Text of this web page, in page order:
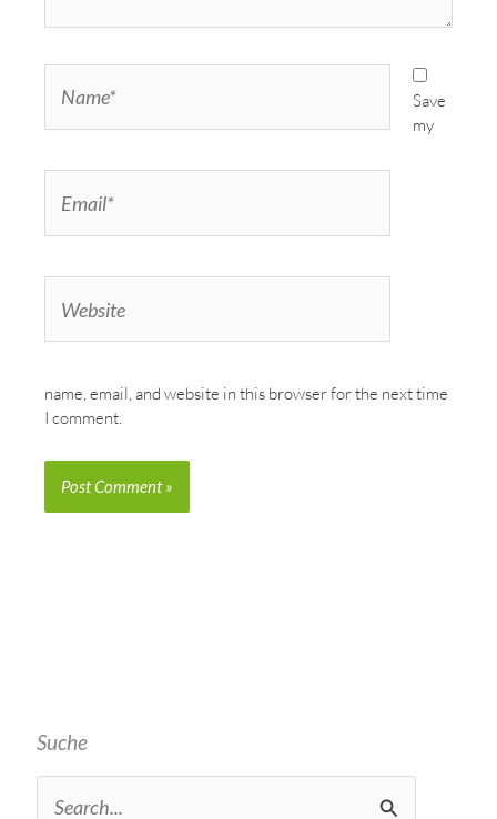
Suche
Save
my
name, email, and website in this browser for the next time
I comment.